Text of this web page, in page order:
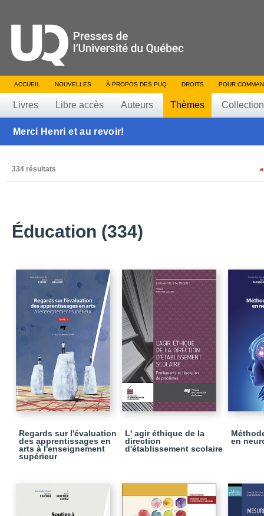
ACCUEIL NOUVELLES À PROPOS DES PUQ DROITS POUR
Livres Libre accès Auteurs Thèmes
Merci Henri et au revoir!
334 résultats
Éducation (334)
Regards sur l'évaluation
des apprentissages en
arts à l'enseignement
supérieur
L' agir éthique de la
direction
d'établissement scolaire
en